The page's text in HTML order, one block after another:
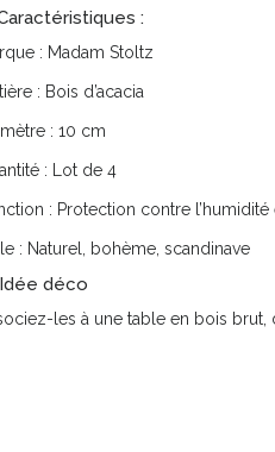
:
: Madam Stoltz
: Bois d’acacia
: 10 cm
: Lot de 4
: Protection contre l’humidité
: Naturel, bohème, scandinave
déco
les à une table en bois brut,